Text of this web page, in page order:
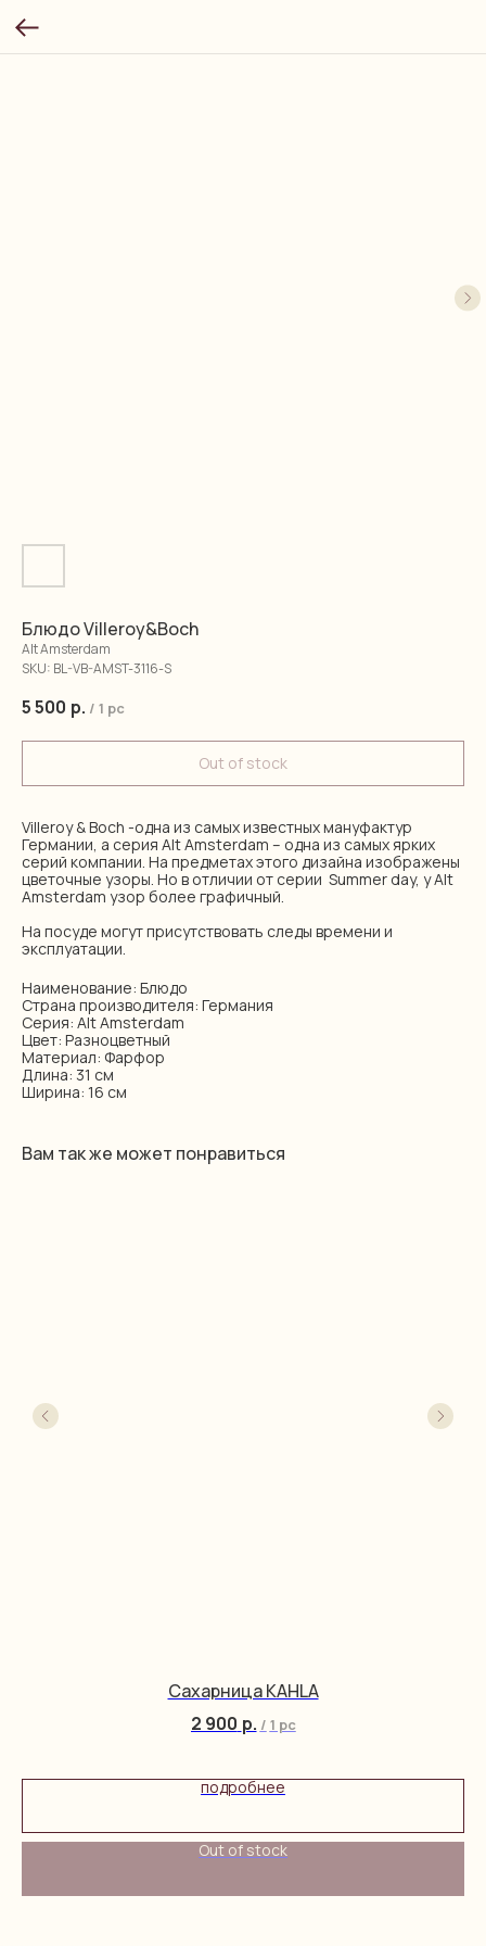
Блюдо Villeroy&Boch
Alt Amsterdam
SKU: BL-VB-AMST-3116-S
5 500 р. / 1 pc
Out of stock
Villeroy & Boch -одна из самых известных мануфактур
Германии, а серия Alt Amsterdam – одна из самых ярких
серий компании. На предметах этого дизайна изображены
цветочные узоры. Но в отличии от серии Summer day, у Alt
Amsterdam узор более графичный.
На посуде могут присутствовать следы времени и
эксплуатации.
Наименование: Блюдо
Страна производителя: Германия
Серия: Alt Amsterdam
Цвет: Разноцветный
Материал: Фарфор
Длина: 31 см
Ширина: 16 см
Вам так же может понравиться
Сахарница KAHLA
2 900 р. / 1 pc
подробнее
Out of stock